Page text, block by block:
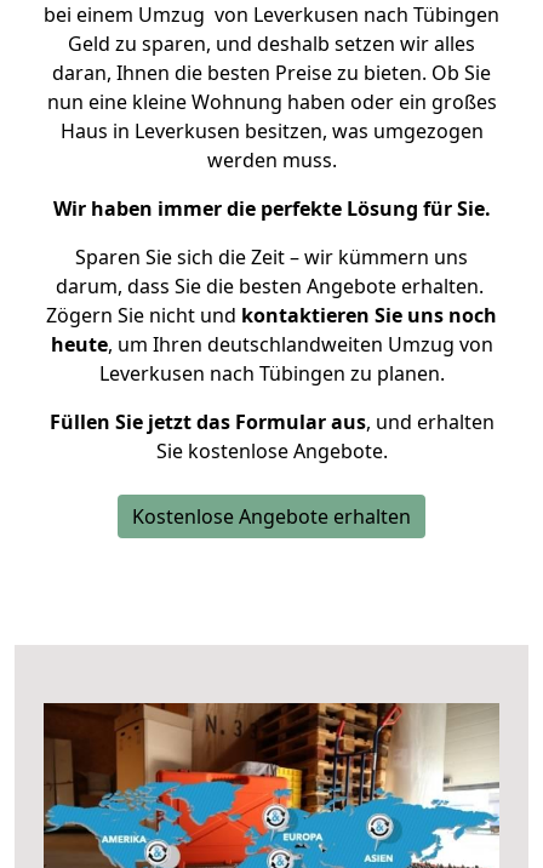
bei einem Umzug von Leverkusen nach Tübingen
Geld zu sparen, und deshalb setzen wir alles
daran, Ihnen die besten Preise zu bieten. Ob Sie
nun eine kleine Wohnung haben oder ein großes
Haus in Leverkusen besitzen, was umgezogen
werden muss.
Wir haben immer die perfekte Lösung für Sie.
Sparen Sie sich die Zeit – wir kümmern uns
darum, dass Sie die besten Angebote erhalten.
Zögern Sie nicht und kontaktieren Sie uns noch
heute, um Ihren deutschlandweiten Umzug von
Leverkusen nach Tübingen zu planen.
Füllen Sie jetzt das Formular aus, und erhalten
Sie kostenlose Angebote.
Kostenlose Angebote erhalten